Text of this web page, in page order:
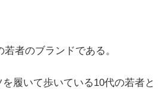
者のブランドである。
履いて歩いている10代の若者と